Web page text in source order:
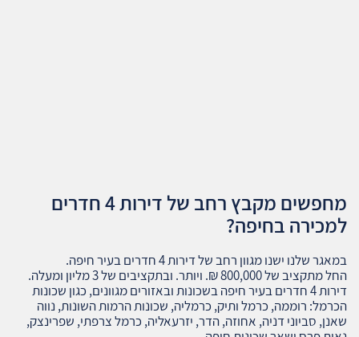
מחפשים מקבץ רחב של דירות 4 חדרים
למכירה בחיפה?
במאגר שלנו ישנו מגוון רחב של דירות 4 חדרים בעיר חיפה.
החל מתקציב של 800,000 ₪. ויותר. ובתקציבים של 3 מליון ומעלה.
דירות 4 חדרים בעיר חיפה בשכונות ובאזורים מגוונים, כגון שכונות
הכרמל: רוממה, כרמל ותיק, כרמליה, שכונות הרמות השונות, נווה
שאנן, סביוני דניה, אחוזה, הדר, יזרעאליה, כרמל צרפתי, שפרינצק,